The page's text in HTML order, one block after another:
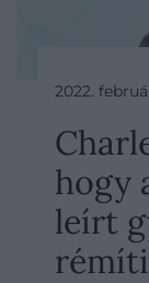
2022.
hogy
leírt